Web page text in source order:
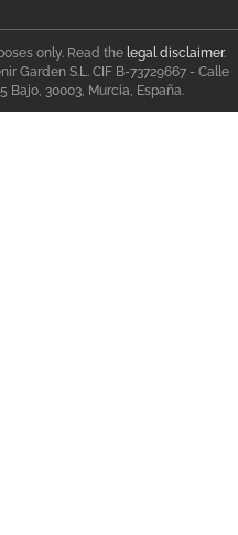
only. Read the legal disclaimer.
Garden S.L. CIF B-73729667 - Calle
Bajo, 30003, Murcia, España.